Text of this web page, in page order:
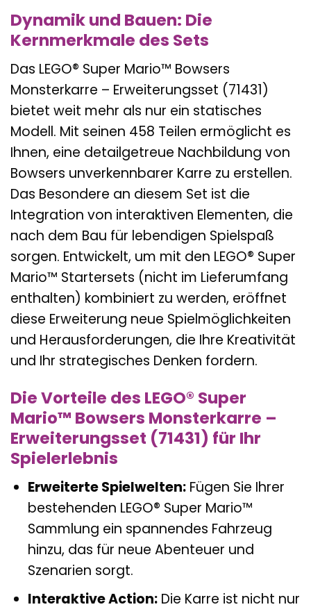
Dynamik und Bauen: Die
Kernmerkmale des Sets
Das LEGO® Super Mario™ Bowsers
Monsterkarre – Erweiterungsset (71431)
bietet weit mehr als nur ein statisches
Modell. Mit seinen 458 Teilen ermöglicht es
Ihnen, eine detailgetreue Nachbildung von
Bowsers unverkennbarer Karre zu erstellen.
Das Besondere an diesem Set ist die
Integration von interaktiven Elementen, die
nach dem Bau für lebendigen Spielspaß
sorgen. Entwickelt, um mit den LEGO® Super
Mario™ Startersets (nicht im Lieferumfang
enthalten) kombiniert zu werden, eröffnet
diese Erweiterung neue Spielmöglichkeiten
und Herausforderungen, die Ihre Kreativität
und Ihr strategisches Denken fordern.
Die Vorteile des LEGO® Super
Mario™ Bowsers Monsterkarre –
Erweiterungsset (71431) für Ihr
Spielerlebnis
Erweiterte Spielwelten:Fügen Sie Ihrer
bestehenden LEGO® Super Mario™
Sammlung ein spannendes Fahrzeug
hinzu, das für neue Abenteuer und
Szenarien sorgt.
Interaktive Action:Die Karre ist nicht nur